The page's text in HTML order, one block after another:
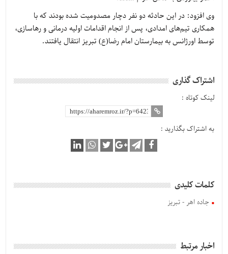
وی افزود: در این حادثه دو نفر دچار مصدومیت شده بودند که با
همکاری تیم‌های امدادی، پس از انجام اقدامات اولیه درمانی و رهاسازی،
توسط اورژانس به بیمارستان امام رضا(ع) تبریز انتقال یافتند.
اشتراک گذاری
لینک کوتاه :
به اشتراک بگذارید :
کلمات کلیدی
جاده اهر - تبریز
اخبار مرتبط